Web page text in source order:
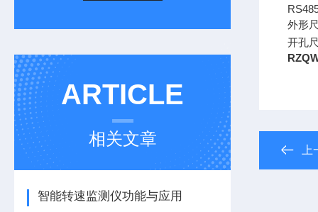
ARTICLE
相关文章
智能转速监测仪功能与应用
外形
开孔